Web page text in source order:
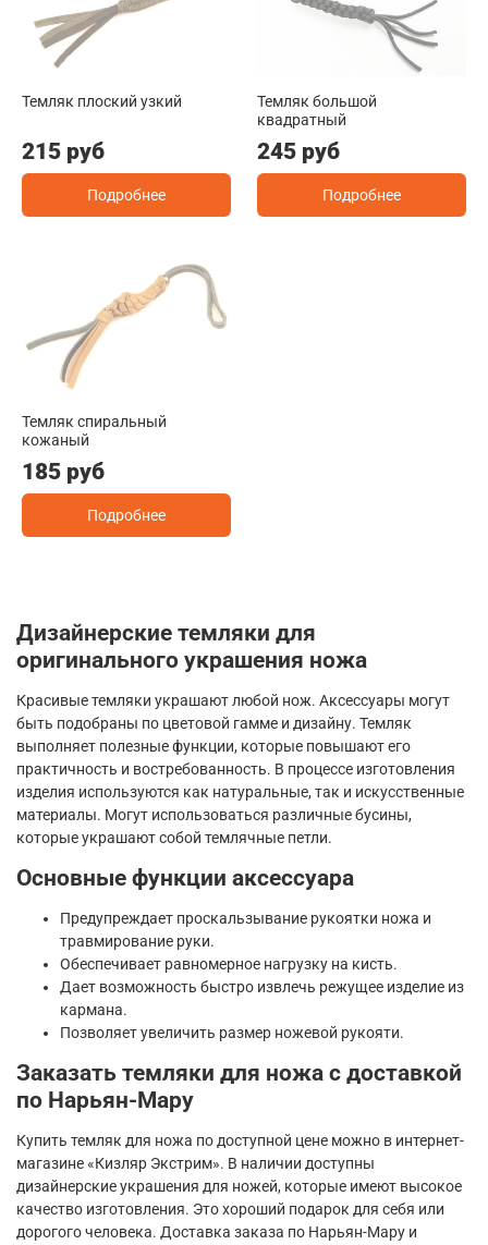
Темляк плоский узкий
215 руб
Подробнее
Темляк большой
квадратный
245 руб
Подробнее
Темляк спиральный
кожаный
185 руб
Подробнее
Дизайнерские темляки для
оригинального украшения ножа
Красивые темляки украшают любой нож. Аксессуары могут
быть подобраны по цветовой гамме и дизайну. Темляк
выполняет полезные функции, которые повышают его
практичность и востребованность. В процессе изготовления
изделия используются как натуральные, так и искусственные
материалы. Могут использоваться различные бусины,
которые украшают собой темлячные петли.
Основные функции аксессуара
Предупреждает проскальзывание рукоятки ножа и
травмирование руки.
Обеспечивает равномерное нагрузку на кисть.
Дает возможность быстро извлечь режущее изделие из
кармана.
Позволяет увеличить размер ножевой рукояти.
Заказать темляки для ножа с доставкой
по Нарьян-Мару
Купить темляк для ножа по доступной цене можно в интернет-
магазине «Кизляр Экстрим». В наличии доступны
дизайнерские украшения для ножей, которые имеют высокое
качество изготовления. Это хороший подарок для себя или
дорогого человека. Доставка заказа по Нарьян-Мару и